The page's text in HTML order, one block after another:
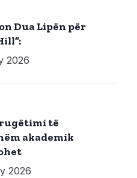
Dua Lipën për
2026
të
akademik
2026